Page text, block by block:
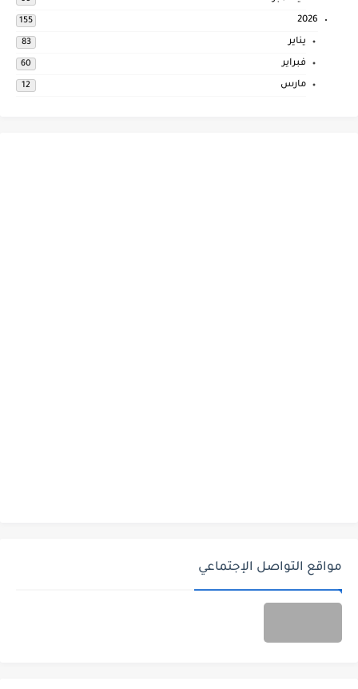
2026
155
يناير 83
فبراير 60
مارس 12
مواقع التواصل الإجتماعي